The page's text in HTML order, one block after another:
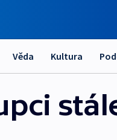
Věda Kultura